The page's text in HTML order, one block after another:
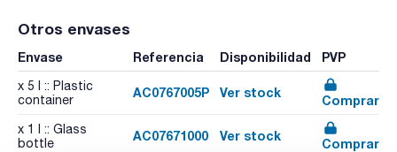
Otros envases
Envase Referencia Disponibilidad PVP
x 5 l :: Plastic
container
AC0767005P Ver stock
Comprar
x 1 l :: Glass
bottle
AC07671000 Ver stock
Comprar